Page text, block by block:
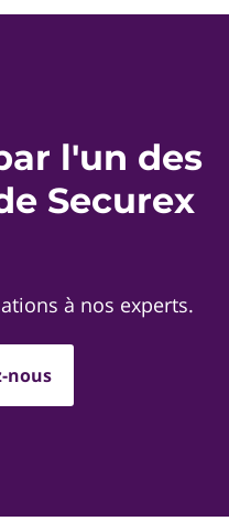
l'un des
Securex
à nos experts.
nous